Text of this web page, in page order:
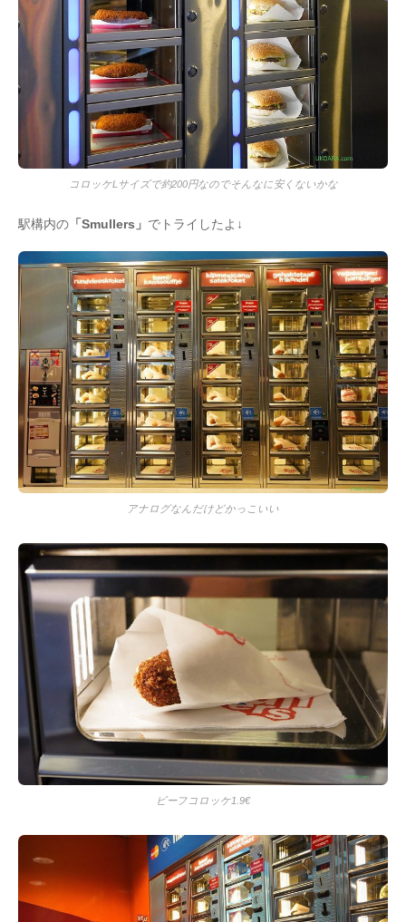
コロッケLサイズで約200円なのでそんなに安くないかな
駅構内の 「Smullers」 でトライしたよ↓
アナログなんだけどかっこいい
ビーフコロッケ1.9€